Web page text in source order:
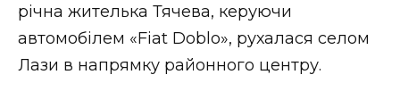
ФОТО
річна жителька Тячева, керуючи
автомобілем «Fiat Doblo», рухалася селом
Лази в напрямку районного центру.